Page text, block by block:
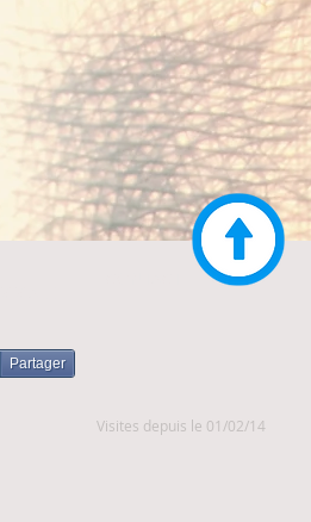
Partager
Visites depuis le 01/02/14